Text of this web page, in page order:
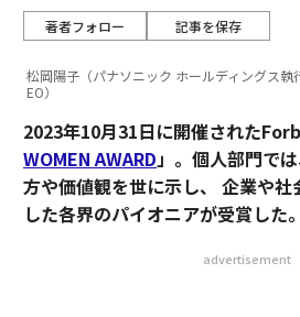
著者フォロー 記事を保存
松岡陽子（パナソニック ホールディングス執
EO）
2023年10月31日に開催された
WOMEN AWARD」。個人部門で
方や価値観を世に示し、 企業や社
した各界のパイオニアが受賞した。
advertisement